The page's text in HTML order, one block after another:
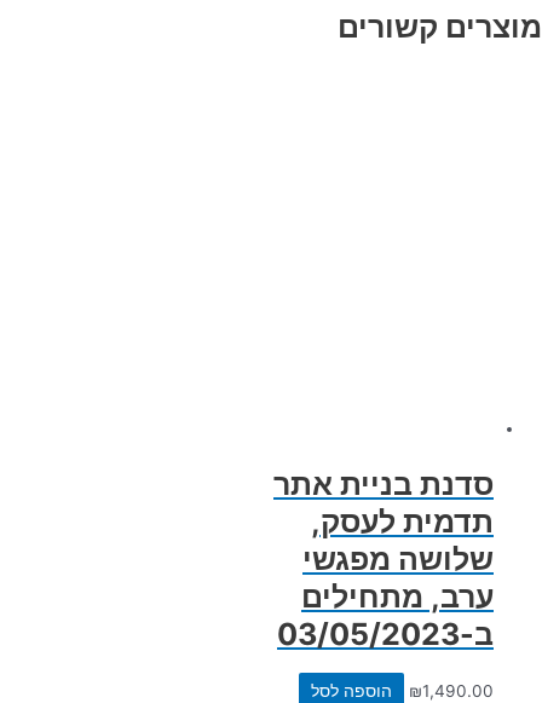
קשורים
סדנת בניית אתר
תדמית לעסק,
שלושה מפגשי
ערב, מתחילים
₪1,490.00 הוספה לסל